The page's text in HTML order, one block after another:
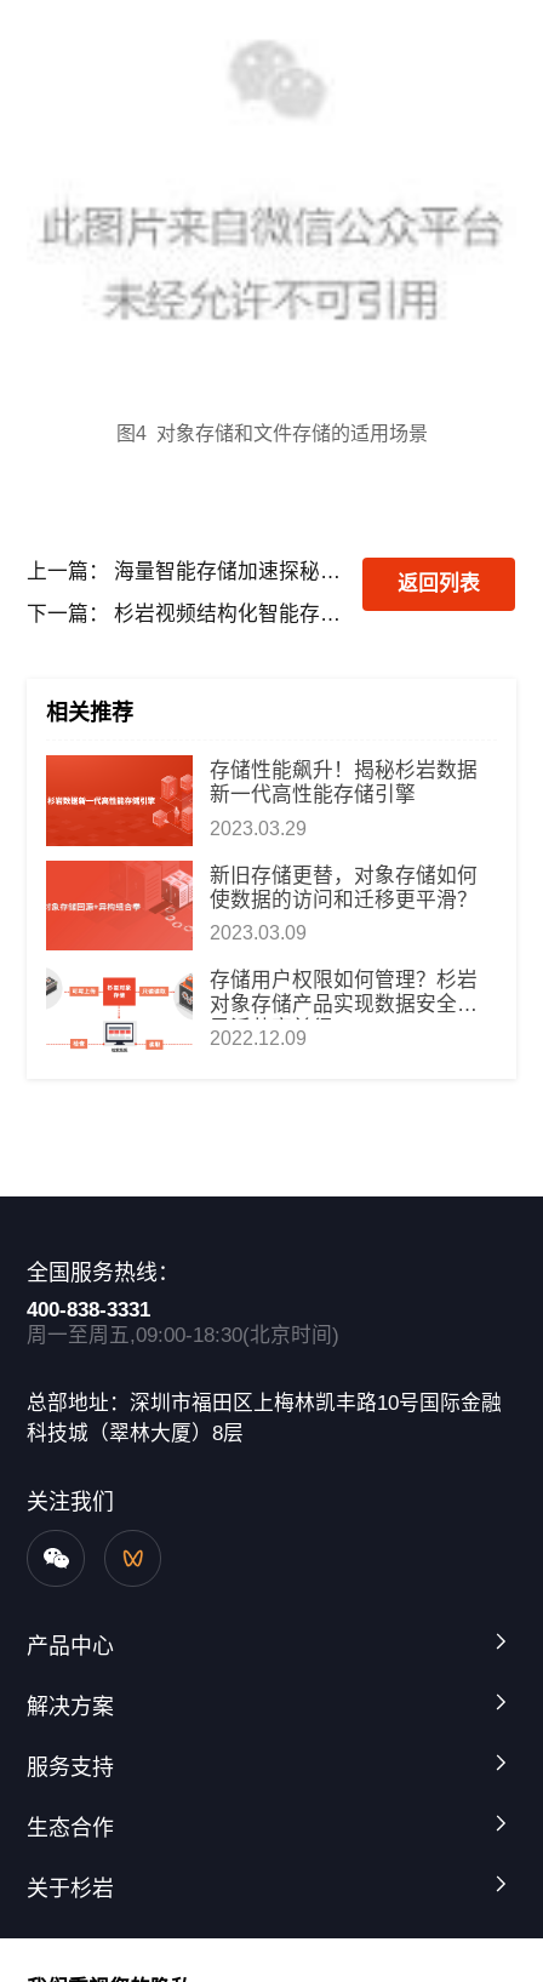
图4 对象存储和文件存储的适用场景
上一篇：
海量智能存储加速探秘海洋，感知蓝色星球之美
下一篇：
杉岩视频结构化智能存储，为效率加码，为安防“添翼
返回列表
相关推荐
​存储性能飙升！揭秘杉岩数据
新一代高性能存储引擎
2023.03.29
新旧存储更替，对象存储如何
使数据的访问和迁移更平滑？
2023.03.09
存储用户权限如何管理？杉岩
对象存储产品实现数据安全和
灵活共享兼得
2022.12.09
全国服务热线：
400-838-3331
周一至周五,09:00-18:30(北京时间)
总部地址：深圳市福田区上梅林凯丰路10号国际金融
科技城（翠林大厦）8层
关注我们
产品中心
解决方案
服务支持
生态合作
关于杉岩